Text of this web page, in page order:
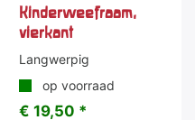
Kinderweefraam,
vierkant
Langwerpig
op voorraad
€ 19,50 *